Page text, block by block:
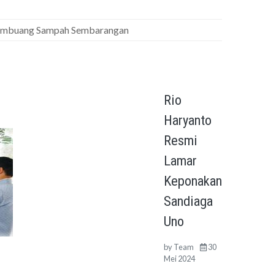
Sampah Sembarangan
Rio
Haryanto
Resmi
Lamar
Keponakan
Sandiaga
Uno
byTeam
30
Mei 2024